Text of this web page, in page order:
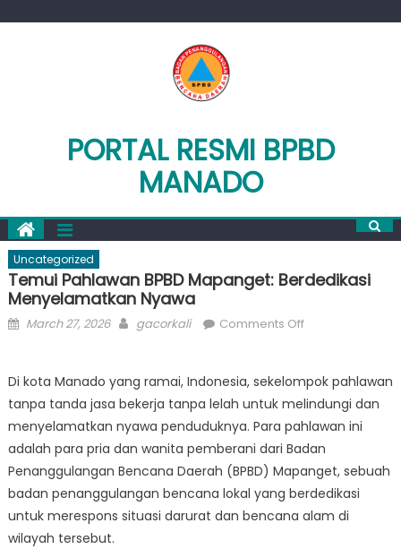
PORTAL RESMI BPBD
MANADO
Uncategorized
Temui Pahlawan BPBD Mapanget: Berdedikasi
Menyelamatkan Nyawa
Posted
March 27, 2026 Author
gacorkali Comments Offon
BPBD
Mapanget:
Berdedikasi
Menyelamatkan
Nyawa
Di kota Manado yang ramai, Indonesia, sekelompok pahlawan
tanpa tanda jasa bekerja tanpa lelah untuk melindungi dan
menyelamatkan nyawa penduduknya. Para pahlawan ini
adalah para pria dan wanita pemberani dari Badan
Penanggulangan Bencana Daerah (BPBD) Mapanget, sebuah
badan penanggulangan bencana lokal yang berdedikasi
untuk merespons situasi darurat dan bencana alam di
wilayah tersebut.